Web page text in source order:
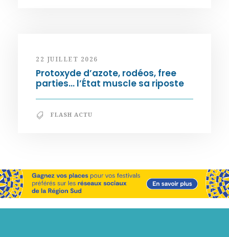
22 JUILLET 2026
Protoxyde d’azote, rodéos, free
parties… l’État muscle sa riposte
FLASH ACTU